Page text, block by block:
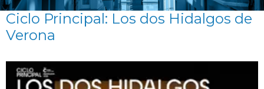
Ciclo Principal: Los dos Hidalgos de
Verona